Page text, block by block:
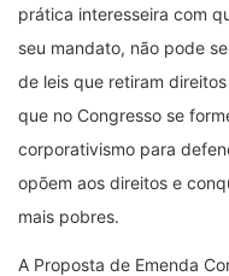
prática interesseira com
seu mandato, não pode
de leis que retiram
que no Congresso se
corporativismo para
opõem aos direitos e
mais pobres.
A Proposta de Emenda